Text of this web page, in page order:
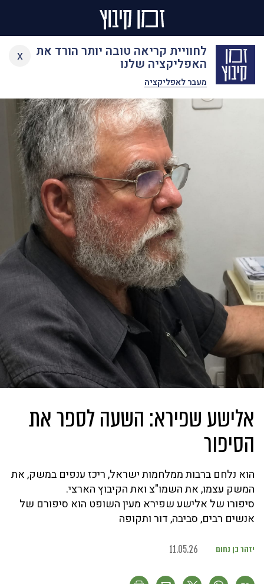
לחוויית קריאה טובה יותר הורד את
האפליקציה שלנו
מעבר לאפליקציה
x
Skip
content
אלישע שפירא: השעה לספר את
הסיפור
הוא נלחם ברבות ממלחמות ישראל, ריכז ענפים במשק, את
המשק עצמו, את השמו"צ ואת הקיבוץ הארצי.
סיפורו של אלישע שפירא מעין השופט הוא סיפורם של
אנשים רבים, סביבה, דור ותקופה
יזהר בן נחום 11.05.26